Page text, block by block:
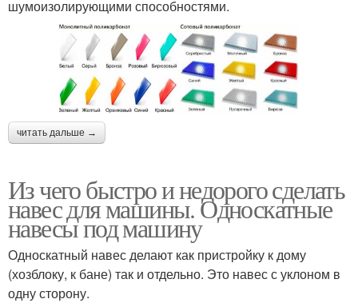
шумоизолирующими способностями.
читать дальше →
Из чего быстро и недорого сделать
навес для машины. Односкатные
навесы под машину
Односкатный навес делают как пристройку к дому
(хозблоку, к бане) так и отдельно. Это навес с уклоном в
одну сторону.